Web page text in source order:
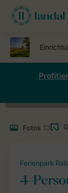
Fotos 13
Ferienpark
4-